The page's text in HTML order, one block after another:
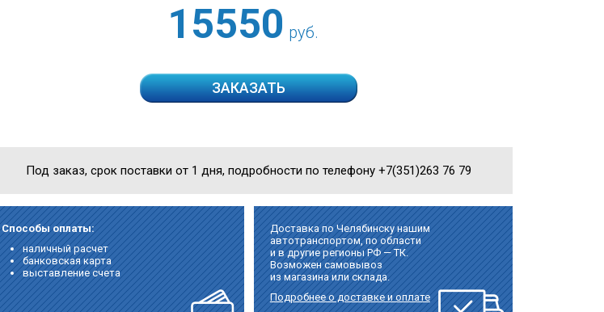
15550 руб.
ЗАКАЗАТЬ
Под заказ, срок поставки от 1 дня, подробности по телефону +7(351)263 76 79
Способы оплаты:
наличный расчет
банковская карта
выставление счета
Доставка по Челябинску нашим
автотранспортом, по области
и в другие регионы РФ — ТК.
Возможен самовывоз
из магазина или склада.
Подробнее о доставке и оплате